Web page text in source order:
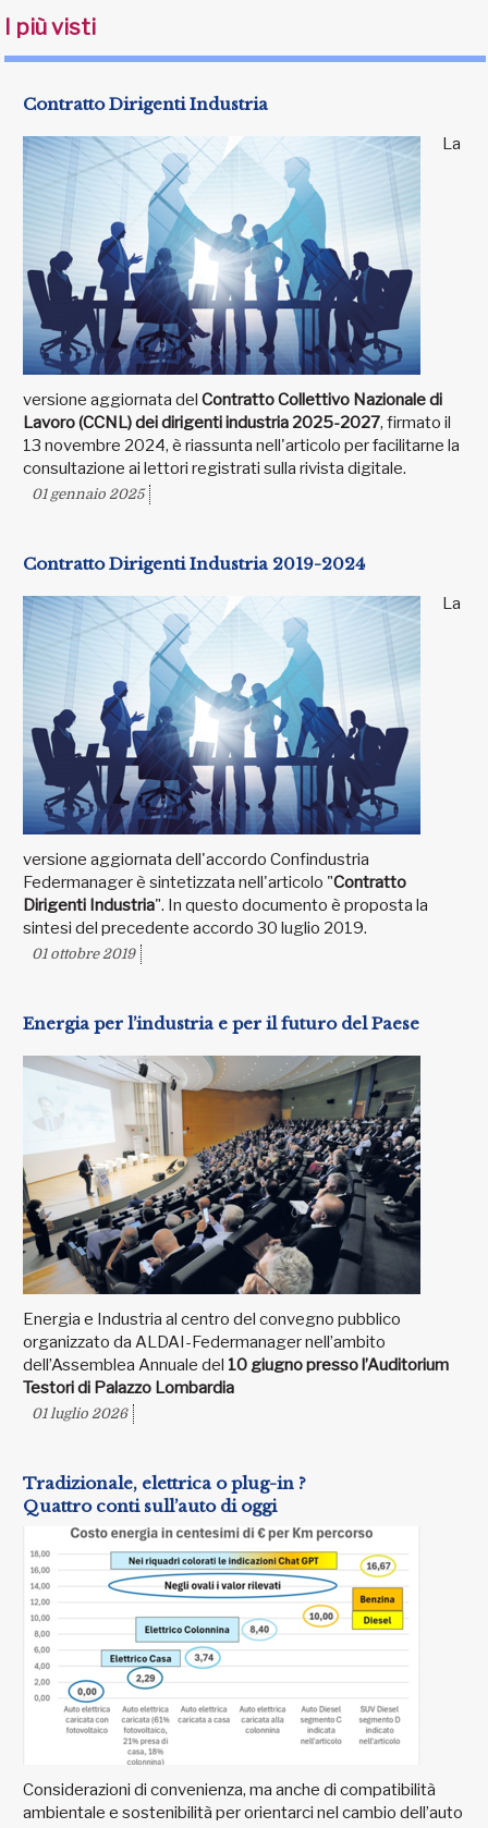
I più visti
Contratto Dirigenti Industria
La
versione aggiornata del Contratto Collettivo Nazionale di
Lavoro (CCNL) dei dirigenti industria 2025-2027, firmato il
13 novembre 2024, è riassunta nell'articolo per facilitarne la
consultazione ai lettori registrati sulla rivista digitale.
01 gennaio 2025
Contratto Dirigenti Industria 2019-2024
La
versione aggiornata dell'accordo Confindustria
Federmanager è sintetizzata nell'articolo "Contratto
Dirigenti Industria". In questo documento è proposta la
sintesi del precedente accordo 30 luglio 2019.
01 ottobre 2019
Energia per l’industria e per il futuro del Paese
Energia e Industria al centro del convegno pubblico
organizzato da ALDAI-Federmanager nell’ambito
dell’Assemblea Annuale del 10 giugno presso l’Auditorium
Testori di Palazzo Lombardia
01 luglio 2026
Tradizionale, elettrica o plug-in ?
Quattro conti sull’auto di oggi
Considerazioni di convenienza, ma anche di compatibilità
ambientale e sostenibilità per orientarci nel cambio dell’auto